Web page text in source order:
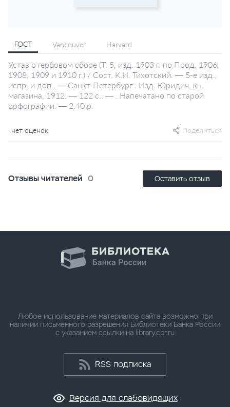
ГОСТ Vancouver Harvard
Устав о гербовом сборе (Т. 5, изд. 1903 г. по Прод. 1906,
1908, 1909 и 1910 г.) / Сост. К.И. Тихотский. — 5-е изд.,
испр. и доп.. — Санкт-Петербург : Изд. Юридич. кн.
магазина, 1912. — 122 с.. — . Напечатано по старой
орфографии. — 2.40 р.
нет оценок Поделиться
Отзывы читателей 0 Оставить отзыв
Любое использование материалов сайта возможно при
наличии письменного разрешения Библиотеки Банка России
с указанием ссылки на library.cbr.ru
RSS подписка
Версия для слабовидящих